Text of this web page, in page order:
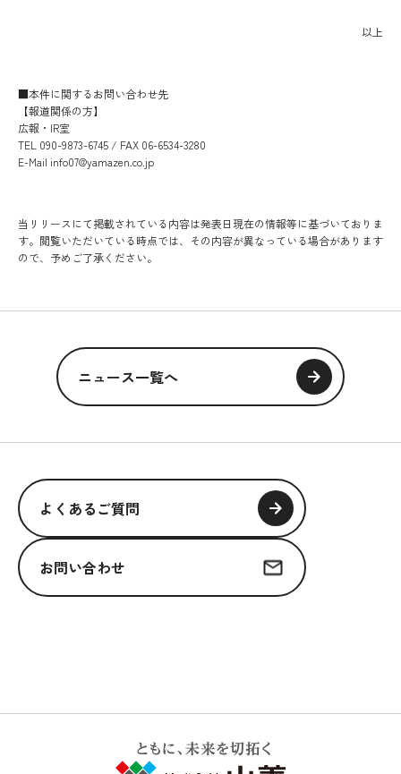
以上
■本件に関するお問い合わせ先
【報道関係の方】
広報・IR室
TEL 090-9873-6745 / FAX 06-6534-3280
E-Mail info07@yamazen.co.jp
当リリースにて掲載されている内容は発表日現在の情報等に基づいておりま
す。閲覧いただいている時点では、その内容が異なっている場合があります
ので、予めご了承ください。
ニュース一覧へ
よくあるご質問
お問い合わせ